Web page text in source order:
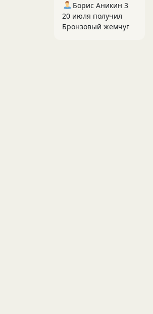
Борис Аникин 3
20 июля получил
Бронзовый жемчуг